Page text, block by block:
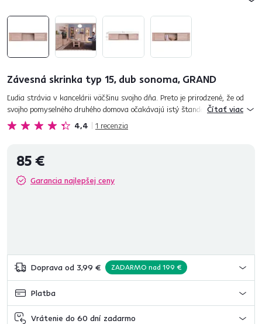
Závesná skrinka typ 15, dub sonoma, GRAND
4,4 1 recenzia
Ľudia strávia v kancelárii väčšinu svojho dňa. Preto je prirodzené, že od
svojho pomyselného druhého domova očakávajú istý štandard. Správne
zariadenie kancelárie vám môže pomôcť k zvýšeniu výkonnosti...
Čítať viac
85 €
Garancia najlepšej ceny
Doprava od 3,99 € ZADARMO nad 199 €
Platba
Vrátenie do 60 dní zadarmo